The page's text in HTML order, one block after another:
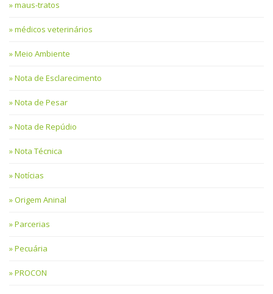
maus-tratos
médicos veterinários
Meio Ambiente
Nota de Esclarecimento
Nota de Pesar
Nota de Repúdio
Nota Técnica
Notícias
Origem Aninal
Parcerias
Pecuária
PROCON